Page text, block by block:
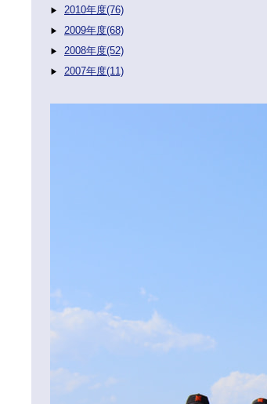
2010年度(76)
2009年度(68)
2008年度(52)
2007年度(11)